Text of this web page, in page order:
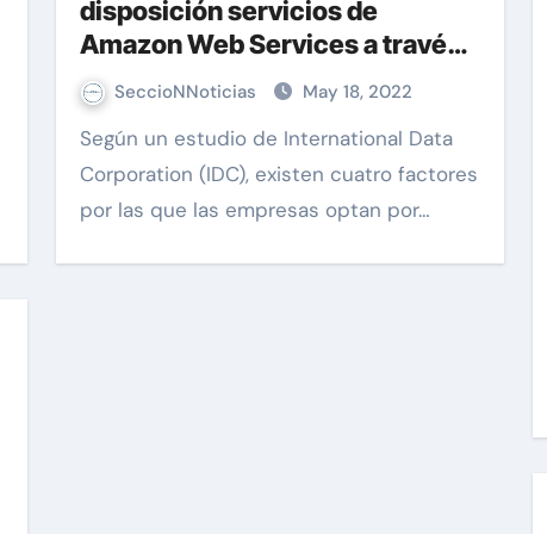
disposición servicios de
Amazon Web Services a través
de Entel
SeccioNNoticias May 18, 2022
Según un estudio de International Data
Corporation (IDC), existen cuatro factores
por las que las empresas optan por…